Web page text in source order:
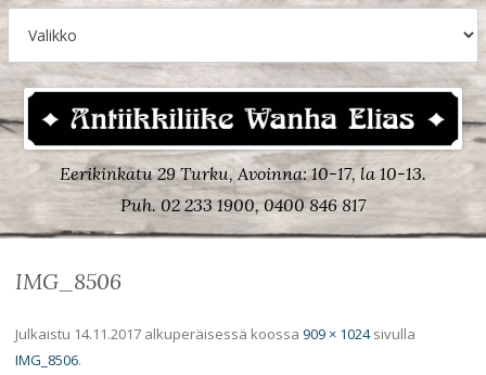
Eerikinkatu 29 Turku, Avoinna: 10-17, la 10-13.
Puh. 02 233 1900, 0400 846 817
IMG_8506
Julkaistu 14.11.2017 alkuperäisessä koossa 909 × 1024sivulla
IMG_8506.